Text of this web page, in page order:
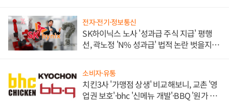
전자·전기·정보통신
SK하이닉스 노사 '성과급 주식 지급' 평행
선, 곽노정 'N% 성과급' 법적 논란 벗을지 주
소비자·유통
치킨3사 '가맹점 상생' 비교해보니, 교촌 '영
업권 보호'·bhc '신메뉴 개발'·BBQ '원가 부